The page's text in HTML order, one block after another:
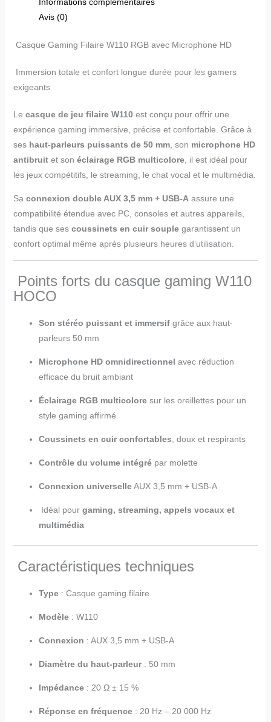
Avis (0)
Casque Gaming Filaire W110 RGB avec Microphone HD
Immersion totale et confort longue durée pour les gamers
exigeants
Le casque de jeu filaire W110 est conçu pour offrir une
expérience gaming immersive, précise et confortable. Grâce à
ses haut-parleurs puissants de 50 mm, son microphone HD
antibruitet son éclairage RGB multicolore, il est idéal pour
les jeux compétitifs, le streaming, le chat vocal et le multimédia.
Sa connexion double AUX 3,5 mm + USB-Aassure une
compatibilité étendue avec PC, consoles et autres appareils,
tandis que ses coussinets en cuir souplegarantissent un
confort optimal même après plusieurs heures d’utilisation.
Points forts du casque gaming W110
HOCO
Son stéréo puissant et immersifgrâce aux haut-
parleurs 50 mm
Microphone HD omnidirectionnel avec réduction
efficace du bruit ambiant
Éclairage RGB multicoloresur les oreillettes pour un
style gaming affirmé
Coussinets en cuir confortables , doux et respirants
Contrôle du volume intégrépar molette
Connexion universelleAUX 3,5 mm + USB-A
Idéal pour gaming, streaming, appels vocaux et
multimédia
Caractéristiques techniques
Type: Casque gaming filaire
Modèle: W110
Connexion : AUX 3,5 mm + USB-A
Diamètre du haut-parleur: 50 mm
Impédance: 20 Ω ± 15 %
Réponse en fréquence: 20 Hz – 20 000 Hz